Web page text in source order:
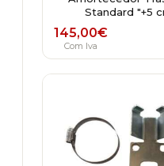
Standard "+5
145,00€
Com Iva